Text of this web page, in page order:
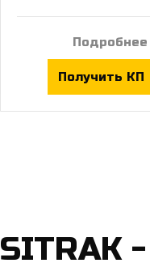
Подробнее
Получить КП
SITRAK -